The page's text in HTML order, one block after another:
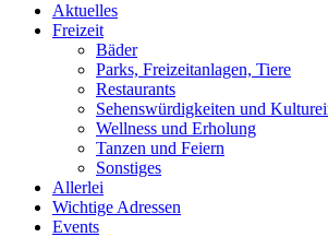
INSIDE FRANKENTHAL
Aktuelles
Freizeit
Bäder
Parks, Freizeitanlagen, Tiere
Restaurants
Sehenswürdigkeiten und
Wellness und Erholung
Tanzen und Feiern
Sonstiges
Allerlei
Wichtige Adressen
Events